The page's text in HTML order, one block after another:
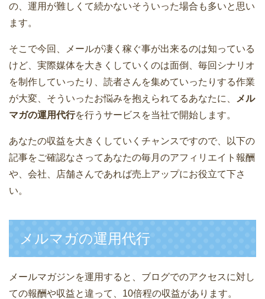
の、運用が難しくて続かないそういった場合も多いと思い
ます。
そこで今回、メールが凄く稼ぐ事が出来るのは知っている
けど、実際媒体を大きくしていくのは面倒、毎回シナリオ
を制作していったり、読者さんを集めていったりする作業
が大変、そういったお悩みを抱えられてるあなたに、
メル
マガの運用代行を行うサービスを当社で開始します。
あなたの収益を大きくしていくチャンスですので、以下の
記事をご確認なさってあなたの毎月のアフィリエイト報酬
や、会社、店舗さんであれば売上アップにお役立て下さ
い。
メルマガの運用代行
メールマガジンを運用すると、ブログでのアクセスに対し
ての報酬や収益と違って、10倍程の収益があります。